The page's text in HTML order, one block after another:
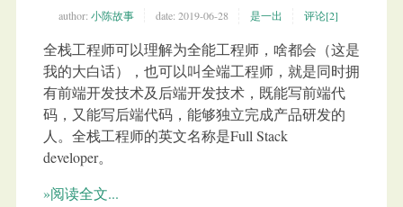
author: 小陈故事 date: 2019-06-28 是一出 评论[2]
全栈工程师可以理解为全能工程师，啥都会（这是
我的大白话），也可以叫全端工程师，就是同时拥
有前端开发技术及后端开发技术，既能写前端代
码，又能写后端代码，能够独立完成产品研发的
人。全栈工程师的英文名称是Full Stack
developer。
»阅读全文...